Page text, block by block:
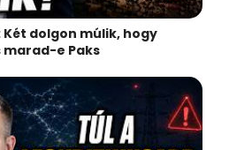
dolgon múlik, hogy
marad-e Paks